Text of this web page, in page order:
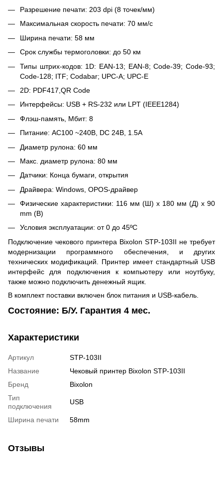
Разрешение печати: 203 dpi (8 точек/мм)
Максимальная скорость печати: 70 мм/с
Ширина печати: 58 мм
Срок службы термоголовки: до 50 км
Типы штрих-кодов: 1D: EAN-13; EAN-8; Code-39; Code-93;
Code-128; ITF; Codabar; UPC-A; UPC-E
2D: PDF417,QR Code
Интерфейсы: USB + RS-232 или LPT (IEEE1284)
Флэш-память, Мбит: 8
Питание: AC100 ~240В, DC 24В, 1.5A
Диаметр рулона: 60 мм
Макс. диаметр рулона: 80 мм
Датчики: Конца бумаги, открытия
Драйвера: Windows, OPOS-драйвер
Физические характеристики: 116 мм (Ш) x 180 мм (Д) x 90
mm (В)
Условия эксплуатации: от 0 до 45ºС
Подключение чекового принтера Bixolon STP-103II не требует
модернизации программного обеспечения, и других
технических модификаций. Принтер имеет стандартный USB
интерфейс для подключения к компьютеру или ноутбуку,
также можно подключить денежный ящик.
В комплект поставки включен блок питания и USB-кабель.
Состояние: Б/У. Гарантия 4 мес.
Характеристики
Артикул
STP-103II
Название
Чековый принтер Bixolon STP-103II
Бренд
Bixolon
Тип
подключения
USB
Ширина печати 58mm
Отзывы